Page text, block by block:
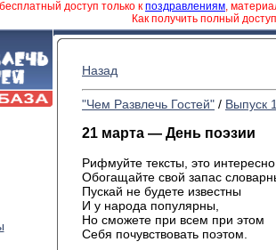
доступ только к поздравлениям,
Как получить полный
Назад
"Чем Развлечь Гостей" / Выпуск
21 марта — День поэзии
Рифмуйте тексты, это
Обогащайте свой запас
Пускай не будете известны
И у народа популярны,
Но сможете при всем при этом
Себя почувствовать поэтом.